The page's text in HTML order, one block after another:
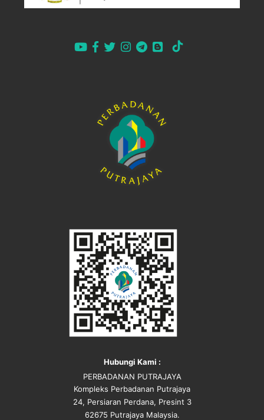
Hubungi Kami :
PERBADANAN PUTRAJAYA
Kompleks Perbadanan Putrajaya
24, Persiaran Perdana, Presint 3
62675 Putrajaya Malaysia.